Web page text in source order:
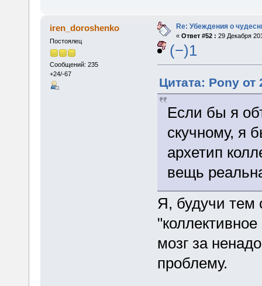
iren_doroshenko
Постоялец
Сообщений: 235
+24/-67
Re: Убеждения о
« Ответ #52 : 29 Декабря
(−)1
Цитата: Pony от
Если бы я
скучному, я
архетип
вещь
Я, будучи
мозг за
проблему.